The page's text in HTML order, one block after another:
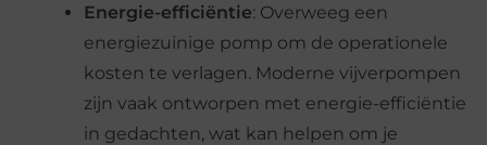
Energie-efficiëntie: Overweeg een
energiezuinige pomp om de operationele
kosten te verlagen. Moderne vijverpompen
zijn vaak ontworpen met energie-efficiëntie
in gedachten, wat kan helpen om je